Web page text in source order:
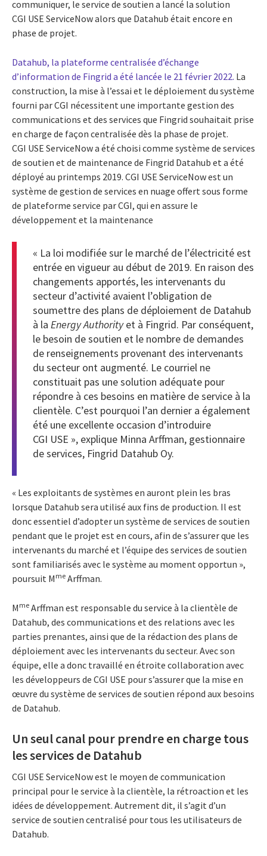
communiquer, le service de soutien a lancé la solution
CGI USE ServiceNow alors que Datahub était encore en
phase de projet.
Datahub, la plateforme centralisée d’échange
d’information de Fingrid a été lancée le 21 février 2022. La
construction, la mise à l’essai et le déploiement du système
fourni par CGI nécessitent une importante gestion des
communications et des services que Fingrid souhaitait prise
en charge de façon centralisée dès la phase de projet.
CGI USE ServiceNow a été choisi comme système de services
de soutien et de maintenance de Fingrid Datahub et a été
déployé au printemps 2019. CGI USE ServiceNow est un
système de gestion de services en nuage offert sous forme
de plateforme service par CGI, qui en assure le
développement et la maintenance
« La loi modifiée sur le marché de l’électricité est
entrée en vigueur au début de 2019. En raison des
changements apportés, les intervenants du
secteur d’activité avaient l’obligation de
soumettre des plans de déploiement de Datahub
à la Energy Authorityet à Fingrid. Par conséquent,
le besoin de soutien et le nombre de demandes
de renseignements provenant des intervenants
du secteur ont augmenté. Le courriel ne
constituait pas une solution adéquate pour
répondre à ces besoins en matière de service à la
clientèle. C’est pourquoi l’an dernier a également
été une excellente occasion d’introduire
CGI USE », explique Minna Arffman, gestionnaire
de services, Fingrid Datahub Oy.
« Les exploitants de systèmes en auront plein les bras
lorsque Datahub sera utilisé aux fins de production. Il est
donc essentiel d’adopter un système de services de soutien
pendant que le projet est en cours, afin de s’assurer que les
intervenants du marché et l’équipe des services de soutien
sont familiarisés avec le système au moment opportun »,
poursuit M me Arffman.
M me Arffman est responsable du service à la clientèle de
Datahub, des communications et des relations avec les
parties prenantes, ainsi que de la rédaction des plans de
déploiement avec les intervenants du secteur. Avec son
équipe, elle a donc travaillé en étroite collaboration avec
les développeurs de CGI USE pour s’assurer que la mise en
œuvre du système de services de soutien répond aux besoins
de Datahub.
Un seul canal pour prendre en charge tous
les services de Datahub
CGI USE ServiceNow est le moyen de communication
principal pour le service à la clientèle, la rétroaction et les
idées de développement. Autrement dit, il s’agit d’un
service de soutien centralisé pour tous les utilisateurs de
Datahub.